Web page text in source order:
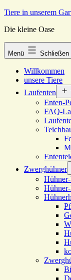
Zum
springen
Tiere in unserem
Die kleine Oase
Menü Schließen
Willkommen
unsere Tiere
Laufenten
Enten-
FAQ-
Zwerghühner